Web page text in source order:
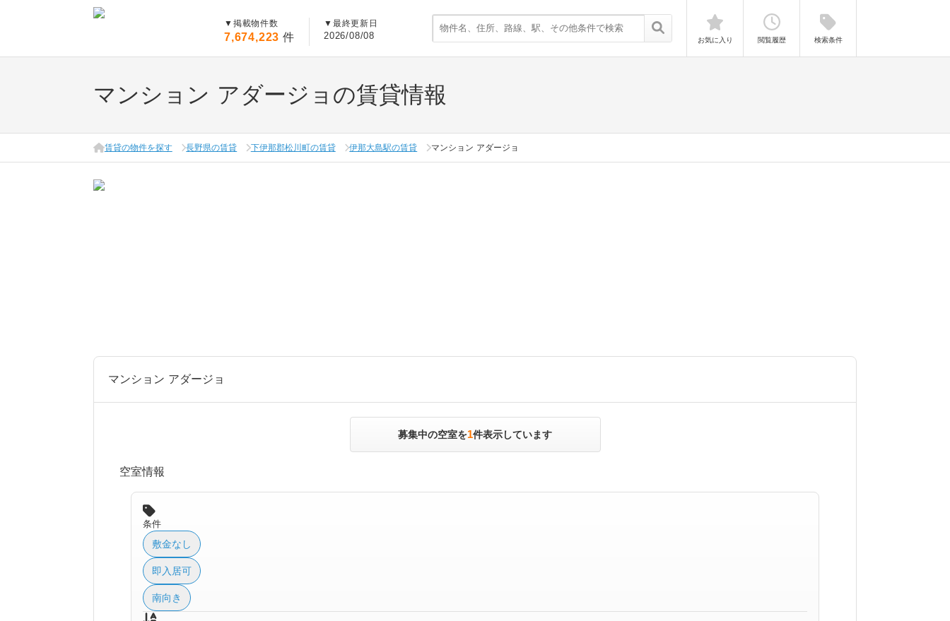
▼ 掲載物件数
7,674,223 件
▼ 最終更新日
2026/08/08 お気に入り 閲覧履歴 検索条件
マンション アダージョの賃貸情報
賃貸の物件を探す 長野県の賃貸 下伊那郡松川町の賃貸 伊那大島駅の賃貸 マンション アダージョ
マンション アダージョ
募集中の空室を1件表示しています
空室情報
条件
敷金なし
即入居可
南向き